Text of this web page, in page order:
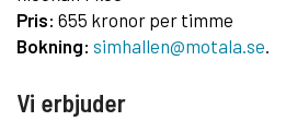
Pris: 655 kronor per timme
Bokning: simhallen@motala.se.
Vi erbjuder